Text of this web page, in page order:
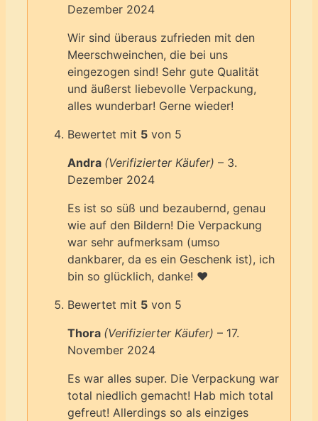
Dezember 2024
Wir sind überaus zufrieden mit den
Meerschweinchen, die bei uns
eingezogen sind! Sehr gute Qualität
und äußerst liebevolle Verpackung,
alles wunderbar! Gerne wieder!
Bewertet mit 5 von 5
Andra (Verifizierter Käufer) – 3.
Dezember 2024
Es ist so süß und bezaubernd, genau
wie auf den Bildern! Die Verpackung
war sehr aufmerksam (umso
dankbarer, da es ein Geschenk ist), ich
bin so glücklich, danke! ❤️
Bewertet mit 5 von 5
Thora (Verifizierter Käufer) – 17.
November 2024
Es war alles super. Die Verpackung war
total niedlich gemacht! Hab mich total
gefreut! Allerdings so als einziges